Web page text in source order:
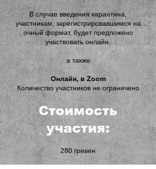
В случае введения карантина,
участникам, зарегистрировавшимся на
очный формат, будет предложено
участвовать онлайн.
а также
Онлайн, в Zoom
Количество участников не ограничено
Стоимость
участия:
280 гривен